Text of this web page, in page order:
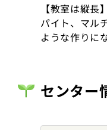
【教室は縦長
パイト、マル
ような作りに
センター